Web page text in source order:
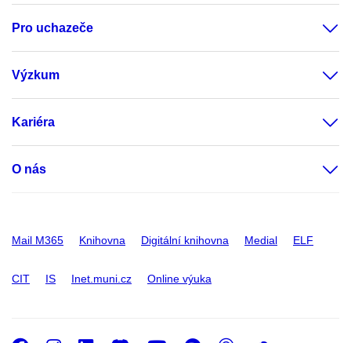
Pro uchazeče
Výzkum
Kariéra
O nás
Mail M365 Knihovna Digitální knihovna Medial ELF
CIT IS Inet.muni.cz Online výuka